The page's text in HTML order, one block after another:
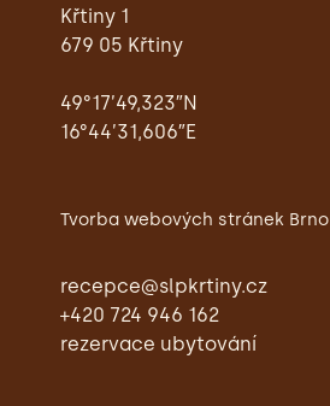
Křtiny 1
679 05 Křtiny
49°17’49,323″N
16°44’31,606″E
Tvorba webových stránek Brno
recepce@slpkrtiny.cz
+420 724 946 162
rezervace ubytování